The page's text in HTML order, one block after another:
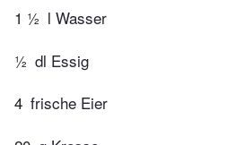
1 ½ l Wasser
½ dl Essig
4 frische Eier